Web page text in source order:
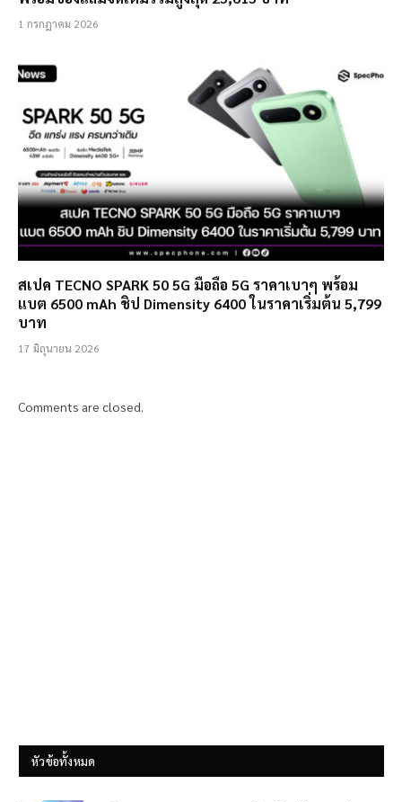
1 กรกฎาคม 2026
สเปค TECNO SPARK 50 5G มือถือ 5G ราคาเบาๆ พร้อม
แบต 6500 mAh ชิป Dimensity 6400 ในราคาเริ่มต้น 5,799
บาท
17 มิถุนายน 2026
Comments are closed.
หัวข้อทั้งหมด